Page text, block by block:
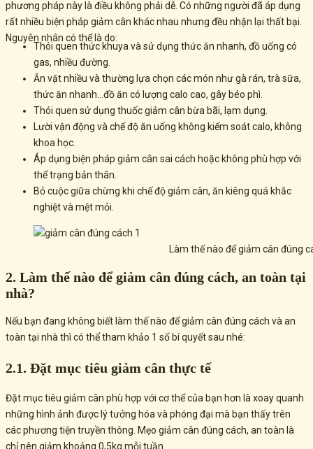
phương pháp này là điều không phải dễ. Có những người đã áp dụng
rất nhiều biện pháp giảm cân khác nhau nhưng đều nhận lại thất bại.
Nguyên nhân có thể là do:
Thói quen thức khuya và sử dụng thức ăn nhanh, đồ uống có
gas, nhiều đường.
Ăn vặt nhiều và thường lựa chọn các món như gà rán, trà sữa,
thức ăn nhanh…đồ ăn có lượng calo cao, gây béo phì.
Thói quen sử dụng thuốc giảm cân bừa bãi, lạm dụng.
Lười vận động và chế độ ăn uống không kiểm soát calo, không
khoa học.
Áp dụng biện pháp giảm cân sai cách hoặc không phù hợp với
thể trạng bản thân.
Bỏ cuộc giữa chừng khi chế độ giảm cân, ăn kiêng quá khắc
nghiệt và mệt mỏi.
Làm thế nào để giảm cân đúng
2. Làm thế nào để giảm cân đúng cách, an toàn tại
nhà?
Nếu bạn đang không biết làm thế nào để giảm cân đúng cách và an
toàn tại nhà thì có thể tham khảo 1 số bí quyết sau nhé:
2.1. Đặt mục tiêu giảm cân thực tế
Đặt mục tiêu giảm cân phù hợp với cơ thể của bạn hơn là xoay quanh
những hình ảnh được lý tưởng hóa và phóng đại mà bạn thấy trên
các phương tiện truyền thông. Mẹo giảm cân đúng cách, an toàn là
chỉ nên giảm khoảng 0,5kg mỗi tuần.